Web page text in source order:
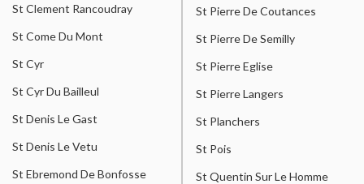
St Clement Rancoudray
St Come Du Mont
St Cyr
St Cyr Du Bailleul
St Denis Le Gast
St Denis Le Vetu
St Ebremond De Bonfosse
St Pierre De Coutances
St Pierre De Semilly
St Pierre Eglise
St Pierre Langers
St Planchers
St Pois
St Quentin Sur Le Homme